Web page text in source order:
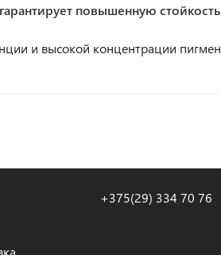
повышенную
и высокой концентрации
+375(29) 334 70 76